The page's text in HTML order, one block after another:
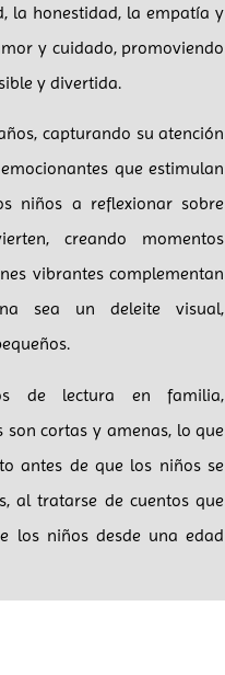
la honestidad, la empatía y
y cuidado, promoviendo
y divertida.
capturando su atención
que estimulan
niños a reflexionar sobre
creando momentos
vibrantes complementan
sea un deleite visual,
de lectura en familia,
son cortas y amenas, lo que
antes de que los niños se
al tratarse de cuentos que
los niños desde una edad